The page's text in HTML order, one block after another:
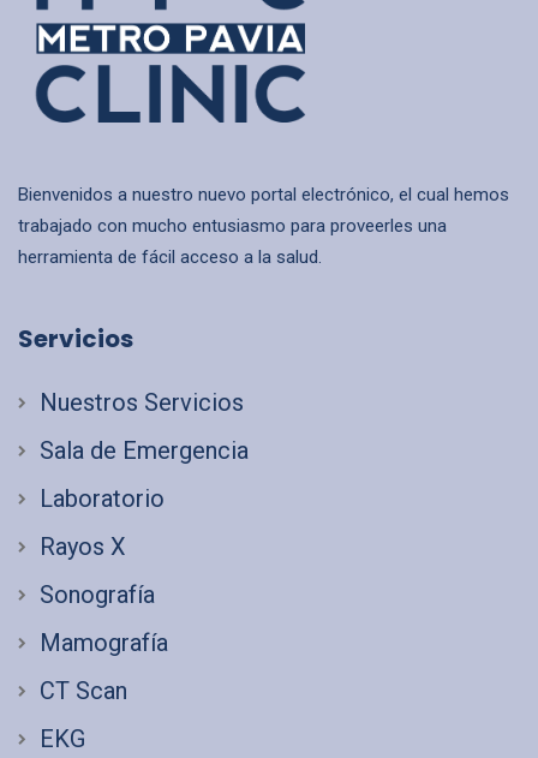
Bienvenidos a nuestro nuevo portal electrónico, el cual hemos
trabajado con mucho entusiasmo para proveerles una
herramienta de fácil acceso a la salud.
Servicios
Nuestros Servicios
Sala de Emergencia
Laboratorio
Rayos X
Sonografía
Mamografía
CT Scan
EKG